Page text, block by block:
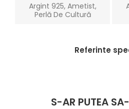
Argint 925, Ametist,
Perlă De Cultură
Referinte
S-AR PUTEA